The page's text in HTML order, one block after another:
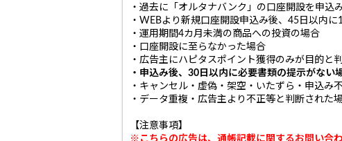
・過去に「オルタナバンク」の口座開設を申込
・WEBより新規口座開設申込み後、45日以内
・運用期間4カ月未満の商品への投資の場合
・口座開設に至らなかった場合
・広告主にハピタスポイント獲得のみが目的と
・申込み後、30日以内に必要書類の提示がない
・キャンセル・虚偽・架空・いたずら・申込み
・データ重複・広告主より不正等と判断された
【注意事項】
※こちらの広告は、通帳記載に関するお問い合